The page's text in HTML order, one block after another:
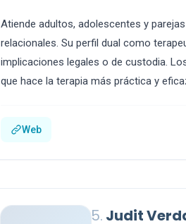
Atiende adultos, adolescentes y
relacionales. Su perfil dual como
implicaciones legales o de custodia.
que hace la terapia más práctica y
Web
5. Judit